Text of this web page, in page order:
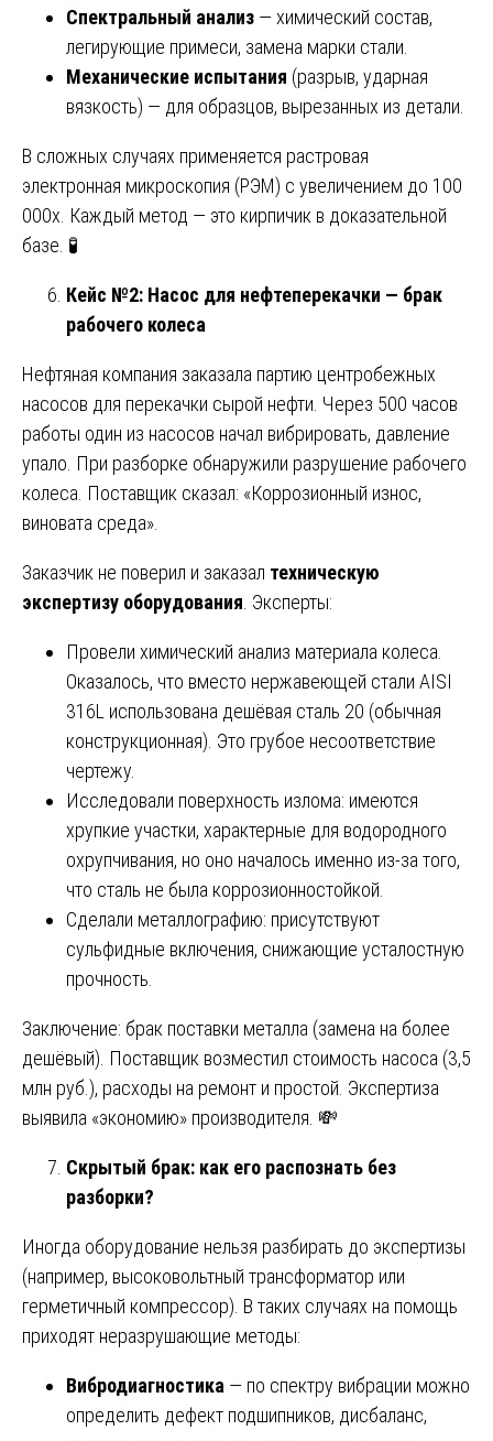
Спектральный анализ — химический состав,
легирующие примеси, замена марки стали.
Механические испытания (разрыв, ударная
вязкость) — для образцов, вырезанных из детали.
В сложных случаях применяется растровая
электронная микроскопия (РЭМ) с увеличением до 100
000х. Каждый метод — это кирпичик в доказательной
базе. 🧪
Кейс №2: Насос для нефтеперекачки — брак
рабочего колеса
Нефтяная компания заказала партию центробежных
насосов для перекачки сырой нефти. Через 500 часов
работы один из насосов начал вибрировать, давление
упало. При разборке обнаружили разрушение рабочего
колеса. Поставщик сказал: «Коррозионный износ,
виновата среда».
Заказчик не поверил и заказал техническую
экспертизу оборудования . Эксперты:
Провели химический анализ материала колеса.
Оказалось, что вместо нержавеющей стали AISI
316L использована дешёвая сталь 20 (обычная
конструкционная). Это грубое несоответствие
чертежу.
Исследовали поверхность излома: имеются
хрупкие участки, характерные для водородного
охрупчивания, но оно началось именно из-за того,
что сталь не была коррозионностойкой.
Сделали металлографию: присутствуют
сульфидные включения, снижающие усталостную
прочность.
Заключение: брак поставки металла (замена на более
дешёвый). Поставщик возместил стоимость насоса (3,5
млн руб.), расходы на ремонт и простой. Экспертиза
выявила «экономию» производителя. 💸
Скрытый брак: как его распознать без
разборки?
Иногда оборудование нельзя разбирать до экспертизы
(например, высоковольтный трансформатор или
герметичный компрессор). В таких случаях на помощь
приходят неразрушающие методы:
Вибродиагностика — по спектру вибрации можно
определить дефект подшипников, дисбаланс,